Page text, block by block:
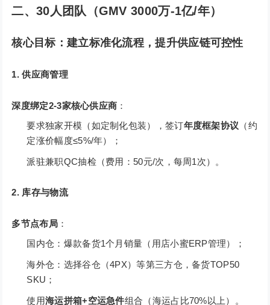
二、30人团队（GMV 3000万-1亿/年）
核心目标：建立标准化流程，提升供应链可控性
1. 供应商管理
深度绑定2-3家核心供应商 ：
要求独家开模（如定制化包装），签订年度框架协议 （约
定涨价幅度≤5%/年）；
派驻兼职QC抽检（费用：50元/次，每周1次）。
2. 库存与物流
多节点布局：
国内仓：爆款备货1个月销量（用店小蜜ERP管理）；
海外仓：选择谷仓（4PX）等第三方仓，备货TOP50
SKU；
使用海运拼箱+空运急件组合（海运占比70%以上）。